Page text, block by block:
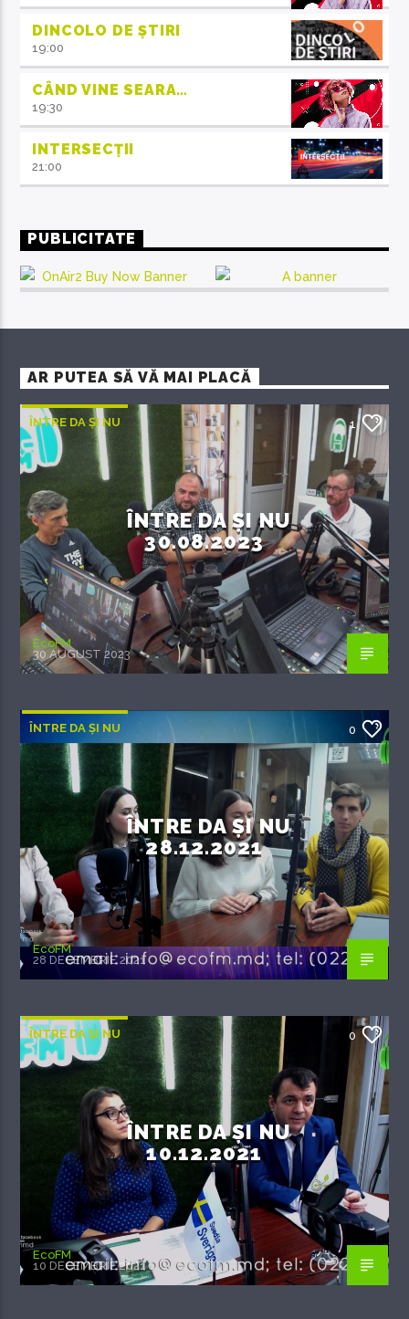
DINCOLO DE ȘTIRI
19:00
CÂND VINE SEARA…
19:30
INTERSECȚII
21:00
PUBLICITATE
AR PUTEA SĂ VĂ MAI PLACĂ
ÎNTRE DA ȘI NU 1
ÎNTRE DA ȘI NU
30.08.2023
EcoFM
30 AUGUST 2023
ÎNTRE DA ȘI NU 0
ÎNTRE DA ȘI NU
28.12.2021
EcoFM
28 DECEMBRIE 2021
ÎNTRE DA ȘI NU 0
ÎNTRE DA ȘI NU
10.12.2021
EcoFM
10 DECEMBRIE 2021